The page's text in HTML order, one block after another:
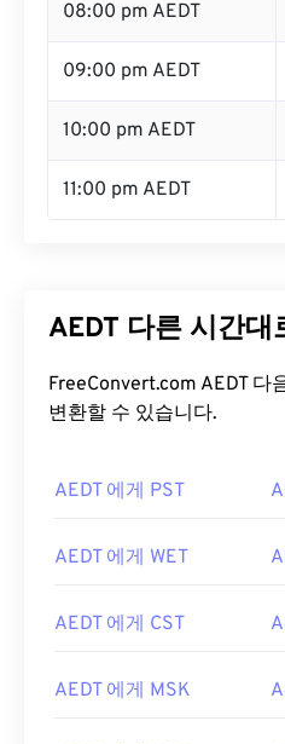
08:00 pm AEDT
09:00 pm AEDT
10:00 pm AEDT
11:00 pm AEDT
AEDT 다른 시간대
FreeConvert.com AEDT 다
변환할 수 있습니다.
AEDT 에게 PST
AEDT 에게 WET
AEDT 에게 CST
AEDT 에게 MSK